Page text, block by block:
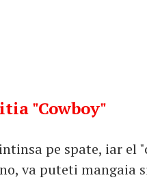
"Cowboy"
pe spate, iar el
va puteti mangaia